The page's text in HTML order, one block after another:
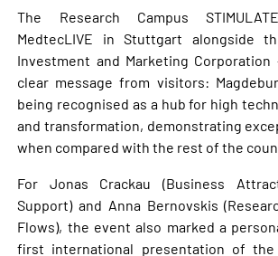
The Research Campus
MedtecLIVE in Stuttgart alongside
Investment and Marketing Corporation
clear message from visitors:
being recognised as a hub for high
and transformation, demonstrating
when compared with the rest of the
For Jonas Crackau (Business
Support) and Anna Bernovskis
Flows), the event also marked a
first international presentation of the